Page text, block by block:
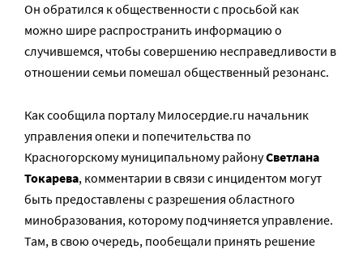
Он обратился к общественности с просьбой как
можно шире распространить информацию о
случившемся, чтобы совершению несправедливости в
отношении семьи помешал общественный резонанс.
Как сообщила порталу Милосердие.ru начальник
управления опеки и попечительства по
Красногорскому муниципальному районуСветлана
Токарева, комментарии в связи с инцидентом могут
быть предоставлены с разрешения областного
минобразования, которому подчиняется управление.
Там, в свою очередь, пообещали принять решение